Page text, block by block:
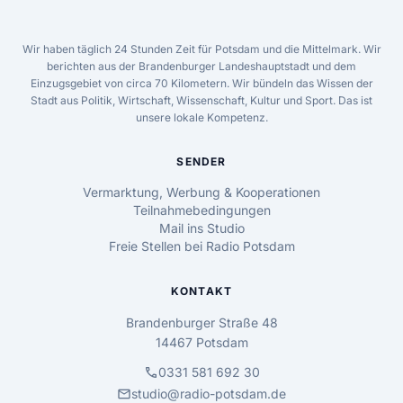
Wir haben täglich 24 Stunden Zeit für Potsdam und die Mittelmark. Wir
berichten aus der Brandenburger Landeshauptstadt und dem
Einzugsgebiet von circa 70 Kilometern. Wir bündeln das Wissen der
Stadt aus Politik, Wirtschaft, Wissenschaft, Kultur und Sport. Das ist
unsere lokale Kompetenz.
SENDER
Vermarktung, Werbung & Kooperationen
Teilnahmebedingungen
Mail ins Studio
Freie Stellen bei Radio Potsdam
KONTAKT
Brandenburger Straße 48
14467 Potsdam
call0331 581 692 30
mailstudio@radio-potsdam.de